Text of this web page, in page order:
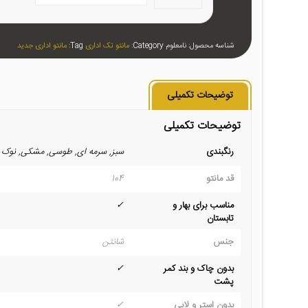
شناسه محصول:نامعلوم Category: مانتو تک اداری Tag: مانتو اداری جدید
توضیحات تکمیلی
توضیحات تکمیلی
رنگبندی
سبز, سرمه ای, طوسی, مشکی, نوک‌
قد مانتو
104
مناسب برای بهار و
تابستان
✓
جنس
شانتن
بدون چاک و بند کمر
پشت
✓
بدون استر و لایی ✓